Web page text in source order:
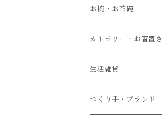
中皿
小皿
お椀・お茶碗
カトラリー・お箸置き
生活雑貨
つくり手・ブランド